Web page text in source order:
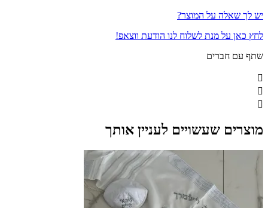
יש לך שאלה על המוצר?
לחץ כאן על מנת לשלוח לנו הודעת ווצאפ!
שתף עם חברים
מוצרים שעשויים לעניין אותך